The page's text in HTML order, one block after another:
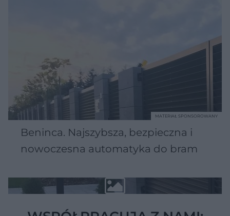
Beninca. Najszybsza, bezpieczna i
nowoczesna automatyka do bram
MATERIAŁ SPONSOROWANY